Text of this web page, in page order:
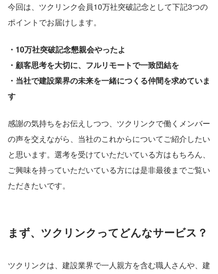
今回は、ツクリンク会員10万社突破記念として下記3つの
ポイントでお届けします。
・10万社突破記念懇親会やったよ
・顧客思考を大切に、フルリモートで一致団結を
・当社で建設業界の未来を一緒につくる仲間を求めていま
す
感謝の気持ちをお伝えしつつ、ツクリンクで働くメンバー
の声を交えながら、当社のこれからについてご紹介したい
と思います。選考を受けていただいている方はもちろん、
ご興味を持っていただいている方には是非最後までご覧い
ただきたいです。
まず、ツクリンクってどんなサービス？
ツクリンクは、建設業界で一人親方を含む職人さんや、建